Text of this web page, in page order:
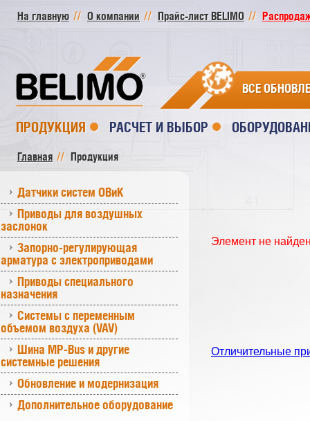
На главную О компании Прайс-лист BELIMO
ВСЕ
ПРОДУКЦИЯ РАСЧЕТ И ВЫБОР
Главная Продукция
Датчики систем ОВиК
Приводы для воздушных
заслонок
Запорно-регулирующая
арматура с электроприводами
Приводы специального
назначения
Системы с переменным
объемом воздуха (VAV)
Шина MP-Bus и другие
системные решения
Обновление и модернизация
Дополнительное оборудование
Элемент не
Отличительные